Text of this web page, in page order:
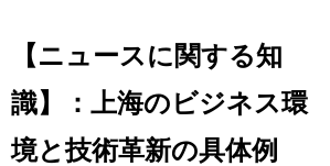
【ニュースに関する知
識】：上海のビジネス環
境と技術革新の具体例